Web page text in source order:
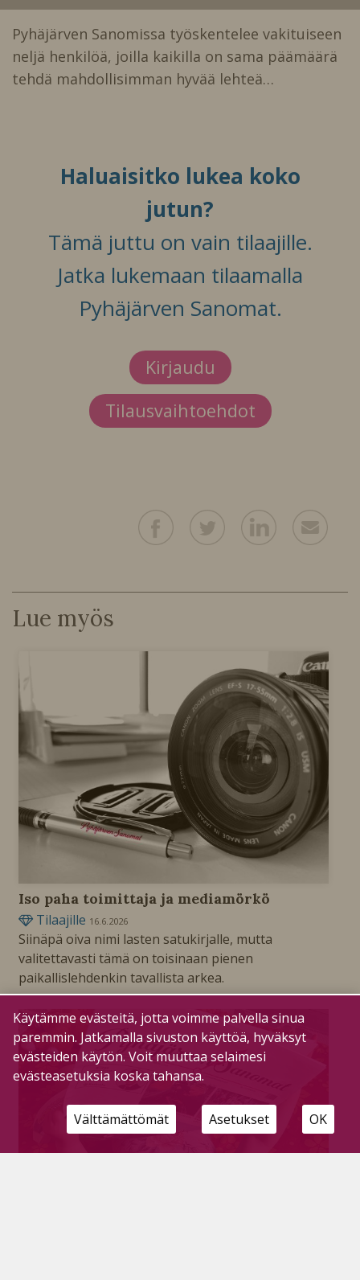
Pyhäjärven Sanomissa työskentelee vakituiseen
neljä henkilöä, joilla kaikilla on sama päämäärä
tehdä mahdollisimman hyvää lehteä…
Haluaisitko lukea koko
jutun?
Tämä juttu on vain tilaajille.
Jatka lukemaan tilaamalla
Pyhäjärven Sanomat.
Kirjaudu
Tilausvaihtoehdot
Lue myös
Iso paha toimittaja ja mediamörkö
Tilaajille 16.6.2026
Siinäpä oiva nimi lasten satukirjalle, mutta
valitettavasti tämä on toisinaan pienen
paikallislehdenkin tavallista arkea.
Käytämme evästeitä, jotta voimme palvella sinua
paremmin. Jatkamalla sivuston käyttöä, hyväksyt
evästeiden käytön. Voit muuttaa selaimesi
evästeasetuksia koska tahansa.
Välttämättömät Asetukset OK